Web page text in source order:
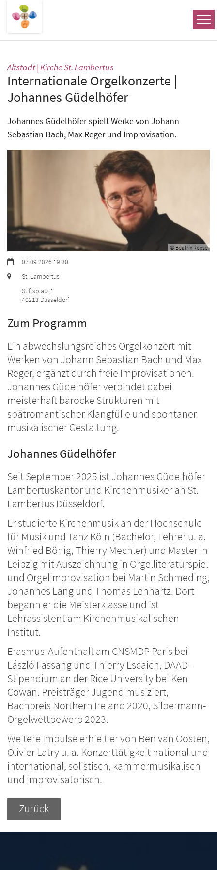
Zum Inhalt springen
Altstadt | Kirche St. Lambertus:
Internationale Orgelkonzerte |
Johannes Güdelhöfer
Johannes Güdelhöfer spielt Werke von Johann
Sebastian Bach, Max Reger und Improvisation.
© Beatrix Reese
Datum:07.09.2026 19:30
Ort:
St. Lambertus
Stiftsplatz 1
40213 Düsseldorf
Zum Programm
Ein abwechslungsreiches Orgelkonzert mit
Werken von Johann Sebastian Bach und Max
Reger, ergänzt durch freie Improvisationen.
Johannes Güdelhöfer verbindet dabei
meisterhaft barocke Strukturen mit
spätromantischer Klangfülle und spontaner
musikalischer Gestaltung.
Johannes Güdelhöfer
Seit September 2025 ist Johannes Güdelhöfer
Lambertuskantor und Kirchenmusiker an St.
Lambertus Düsseldorf.
Er studierte Kirchenmusik an der Hochschule
für Musik und Tanz Köln (Bachelor, Lehrer u. a.
Winfried Bönig, Thierry Mechler) und Master in
Leipzig mit Auszeichnung in Orgelliteraturspiel
und Orgelimprovisation bei Martin Schmeding,
Johannes Lang und Thomas Lennartz. Dort
begann er die Meisterklasse und ist
Lehrassistent am Kirchenmusikalischen
Institut.
Erasmus-Aufenthalt am CNSMDP Paris bei
László Fassang und Thierry Escaich, DAAD-
Stipendium an der Rice University bei Ken
Cowan. Preisträger Jugend musiziert,
Bachpreis Northern Ireland 2020, Silbermann-
Orgelwettbewerb 2023.
Weitere Impulse erhielt er von Ben van Oosten,
Olivier Latry u. a. Konzerttätigkeit national und
international, solistisch, kammermusikalisch
und improvisatorisch.
Zurück